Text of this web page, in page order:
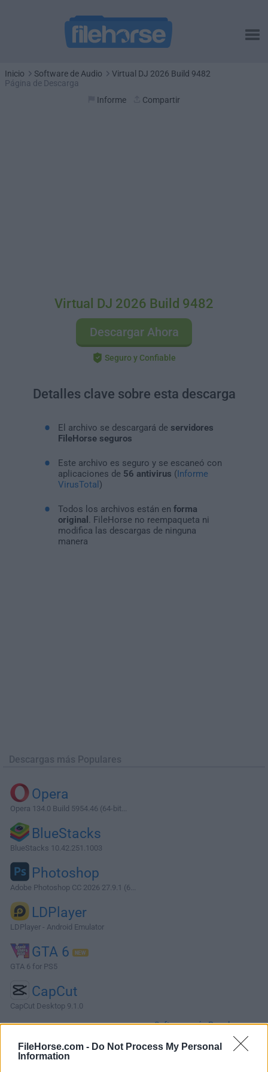
FileHorse.com - Do Not Process My Personal
Information
Inicio Software de Audio
Virtual DJ 2026 Build 9482
Página de Descarga
Informe
Compartir
Virtual DJ 2026 Build 9482
Descargar Ahora
Seguro y Confiable
Detalles clave sobre esta descarga
El archivo se descargará de servidores
FileHorse seguros
Este archivo es seguro y se escaneó con
aplicaciones de 56 antivirus (Informe
VirusTotal )
Todos los archivos están en forma
original
. FileHorse no reempaqueta ni
modifica las descargas de ninguna
manera
Descargas más Populares
Opera
Opera 134.0 Build 5954.46 (64-bit...
BlueStacks
BlueStacks 10.42.251.1003
Photoshop
Adobe Photoshop CC 2026 27.9.1 (6...
LDPlayer
LDPlayer - Android Emulator
GTA 6
GTA 6 for PS5
CapCut
CapCut Desktop 9.1.0
Software más Populares »
Acerca de Virtual DJ